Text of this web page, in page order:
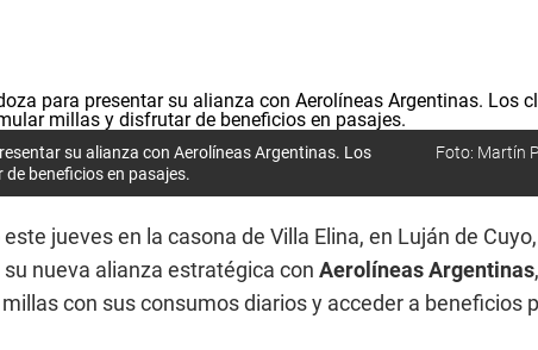
su alianza con Aerolíneas Argentinas. Los
beneficios en pasajes.
Foto: Martín
jueves en la casona de Villa Elina, en Luján de Cuyo,
nueva alianza estratégica con Aerolíneas Argentinas
con sus consumos diarios y acceder a beneficios